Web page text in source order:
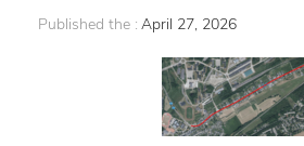
Published the : April 27, 2026